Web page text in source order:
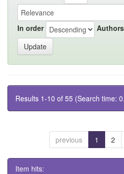
In order
Results 1-10 of 55 (Search time:
previous 1 2
Item hits: